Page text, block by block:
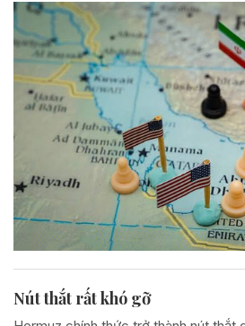
Nút thắt rất khó gỡ